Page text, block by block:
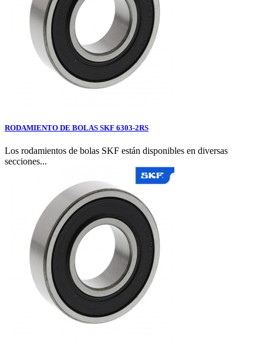
RODAMIENTO DE BOLAS SKF 6303-2RS
Los rodamientos de bolas SKF están disponibles en diversas
secciones...